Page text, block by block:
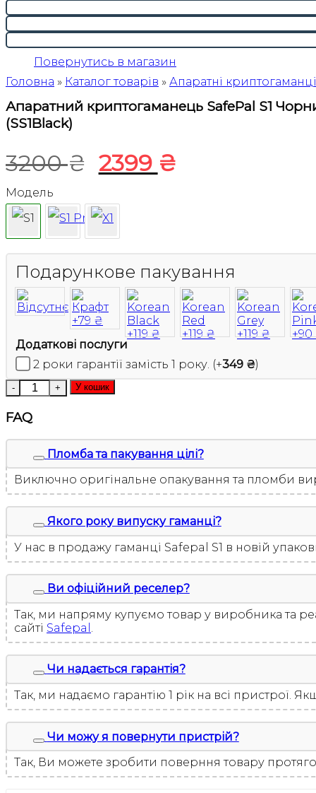
Повернутись в магазин
Головна » Каталог товарів » Апаратні криптогаманці
Апаратний криптогаманець SafePal S1
(SS1Black)
3200₴ Оригінальна
3200 ₴.
2399 ₴Поточна
Модель
Подарункове пакування
Додаткові послуги
2 роки гарантії замість 1 року. (+349 ₴)
Апаратний криптогаманець SafePal S1 Чорний 2026
У кошик
FAQ
Пломба та пакування цілі?
Виключно оригінальне опакування та пломби
Якого року випуску гаманці?
У нас в продажу гаманці Safepal S1 в новій
Ви офіційний реселер?
Так, ми напряму купуємо товар у виробника та
сайті Safepal
Чи надається гарантія?
Так, ми надаємо гарантію 1 рік на всі пристрої.
Чи можу я повернути пристрій?
Так, Ви можете зробити поверння товару